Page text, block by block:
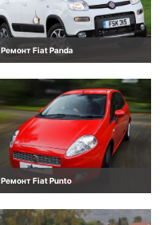
Ремонт Fiat Panda
Ремонт Fiat Punto